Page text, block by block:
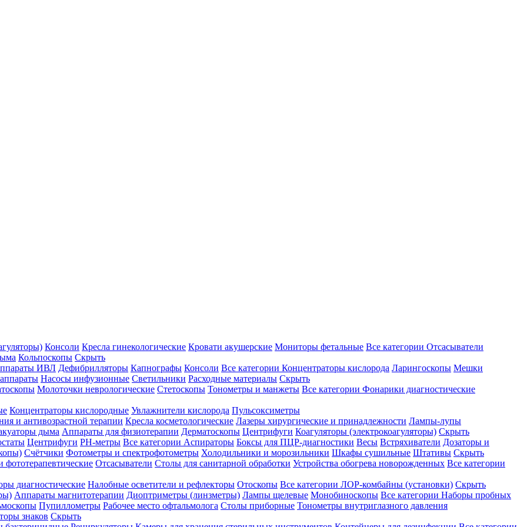
Консоли Кресла гинекологические Кровати акушерские Мониторы фетальные Все категории Отсасыватели
Кольпоскопы Скрыть
ИВЛ Дефибрилляторы Капнографы Консоли Все категории Концентраторы кислорода Ларингоскопы Мешки
Насосы инфузионные Светильники Расходные материалы Скрыть
Молоточки неврологические Стетоскопы Тонометры и манжеты Все категории Фонарики диагностические
Концентраторы кислородные Увлажнители кислорода Пульсоксиметры
и антивозрастной терапии Кресла косметологические Лазеры хирургические и принадлежности Лампы-лупы
дыма Аппараты для физиотерапии Дерматоскопы Центрифуги Коагуляторы (электрокоагуляторы) Скрыть
Центрифуги PH-метры Все категории Аспираторы Боксы для ПЦР-диагностики Весы Встряхиватели Дозаторы и
Счётчики Фотометры и спектрофотометры Холодильники и морозильники Шкафы сушильные Штативы Скрыть
фототерапевтические Отсасыватели Столы для санитарной обработки Устройства обогрева новорожденных Все категории
диагностические Налобные осветители и рефлекторы Отоскопы Все категории ЛОР-комбайны (установки) Скрыть
Аппараты магнитотерапии Диоптриметры (линзметры) Лампы щелевые Монобиноскопы Все категории Наборы пробных
Пупиллометры Рабочее место офтальмолога Столы приборные Тонометры внутриглазного давления
знаков Скрыть